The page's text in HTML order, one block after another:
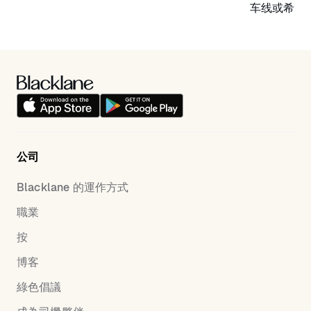
车线或希望
公司
Blacklane 的運作方式
職業
按
博客
綠色倡議